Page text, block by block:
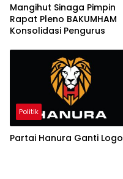
Mangihut Sinaga Pimpin
Rapat Pleno BAKUMHAM
Konsolidasi Pengurus
Politik
Partai Hanura Ganti Logo